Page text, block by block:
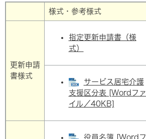
様式・参考様式
更新申請
書様式
指定更新申請書（様
式）
サービス居宅介護
支援区分表 [Wordファ
イル／40KB]
役員名簿 [Wordフ